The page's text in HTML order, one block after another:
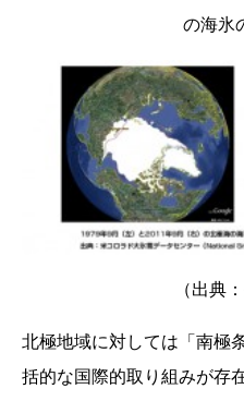
の海氷
（出典：
北極地域に対しては「南極
括的な国際的取り組みが存